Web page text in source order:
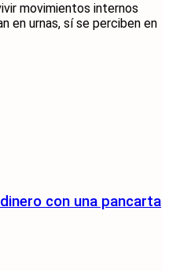
movimientos internos
en urnas, sí se perciben en
con una pancarta